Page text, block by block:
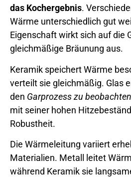
das Kochergebnis.
Wärme unterschiedlich gut
Eigenschaft wirkt sich auf die
gleichmäßige Bräunung aus.
Keramik speichert Wärme
verteilt sie gleichmäßig. Glas
den Garprozess zu beobachten
mit seiner hohen
Robustheit.
Die Wärmeleitung variiert
Materialien. Metall leitet
während Keramik sie